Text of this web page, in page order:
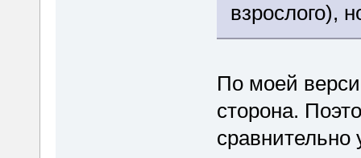
взрослого),
По моей
сторона.